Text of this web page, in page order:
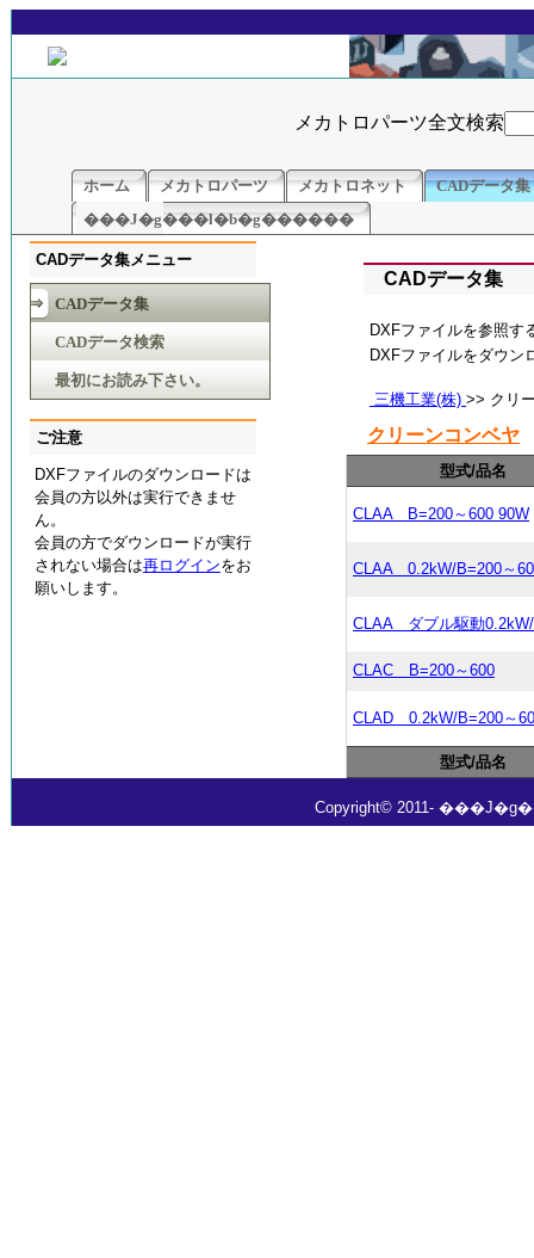
メカトロパーツ全文検索
ホーム メカトロパーツ メカトロネット
CADデータ集
���J�g���l�b�g������
CADデータ集
DXFファイルを参照す
DXFファイルをダウン
三機工業(株) >> クリ
クリーンコンベヤ
型式/品名
型式/品名
CLAA B=200～600 90W
CLAA 0.2kW/B=200～
CLAA ダブル駆動
CLAC B=200～600
CLAD 0.2kW/B=200～
CADデータ集メニュー
CADデータ集
CADデータ検索
最初にお読み下さい。
ご注意
DXFファイルのダウンロードは
会員の方以外は実行できませ
ん。
会員の方でダウンロードが実行
されない場合は再ログインをお
願いします。
Copyright© 2011-